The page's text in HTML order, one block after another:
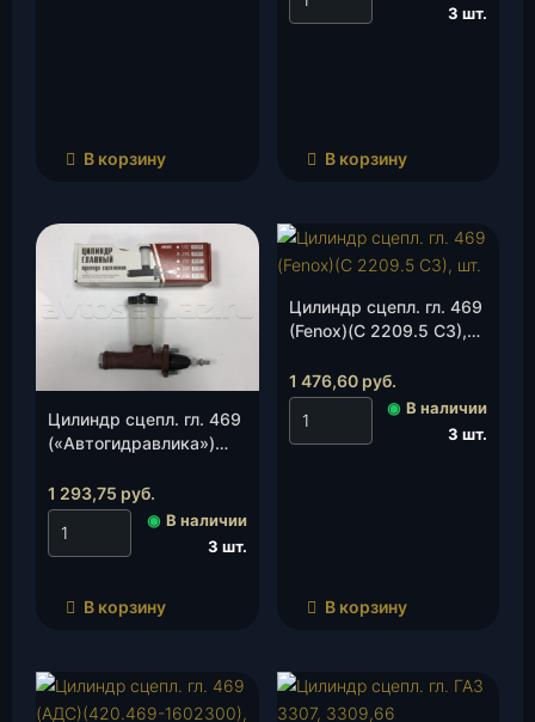
В корзину
3 шт.
В корзину
Цилиндр сцепл. гл. 469
(«Автогидравлика»)
1 293,75 руб.
◉ В наличии
3 шт.
В корзину
Цилиндр сцепл. гл. 469
(Fenox)(С 2209.5 С3),
1 476,60 руб.
◉ В наличии
3 шт.
В корзину